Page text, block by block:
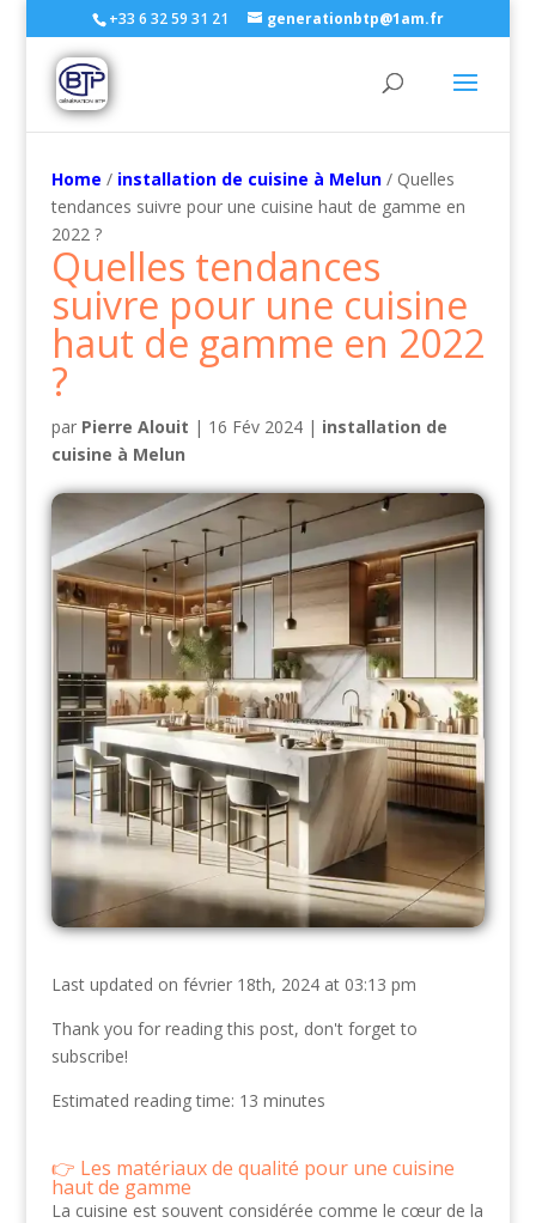
+33 6 32 59 31 21 generationbtp@1am.fr
Home / installation de cuisine à Melun/ Quelles
tendances suivre pour une cuisine haut de gamme en
2022 ?
Quelles tendances
suivre pour une cuisine
haut de gamme en 2022
?
par Pierre Alouit | 16 Fév 2024| installation de
cuisine à Melun
Last updated on février 18th, 2024 at 03:13 pm
Thank you for reading this post, don't forget to
subscribe!
Estimated reading time: 13 minutes
Les matériaux de qualité pour une cuisine
haut de gamme
La cuisine est souvent considérée comme le cœur de la